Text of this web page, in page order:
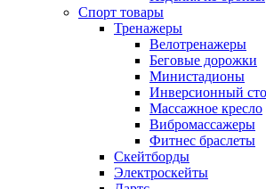
Спорт товары
Тренажеры
Велотренажеры
Беговые дорожки
Министадионы
Инверсионный
Массажное кресло
Вибромассажеры
Фитнес браслеты
Скейтборды
Электроскейты